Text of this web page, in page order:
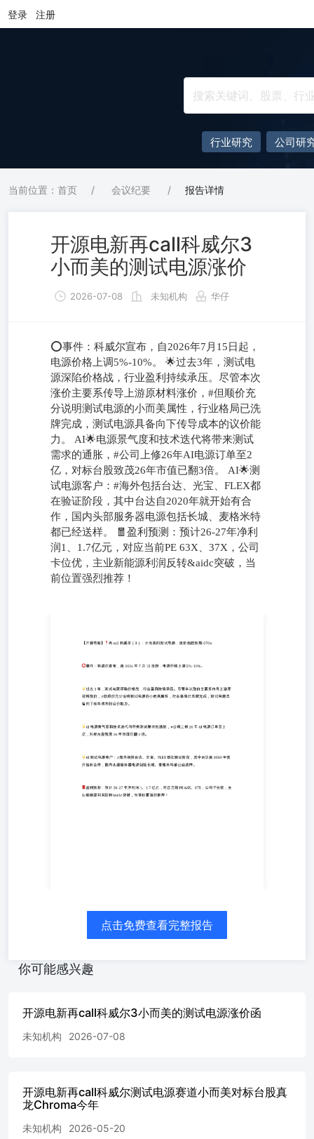
登录 注册
行业研究 公司研
当前位置：首页 / 会议纪要 / 报告详情
开源电新再call科威尔3
小而美的测试电源涨价
2026-07-08 未知机构 华仔
⭕事件：科威尔宣布，自2026年7月15日起，
电源价格上调5%-10%。 🌟过去3年，测试电
源深陷价格战，行业盈利持续承压。尽管本次
涨价主要系传导上游原材料涨价，#但顺价充
分说明测试电源的小而美属性，行业格局已洗
牌完成，测试电源具备向下传导成本的议价能
力。 AI🌟电源景气度和技术迭代将带来测试
需求的通胀，#公司上修26年AI电源订单至2
亿，对标台股致茂26年市值已翻3倍。 AI🌟测
试电源客户：#海外包括台达、光宝、FLEX都
在验证阶段，其中台达自2020年就开始有合
作，国内头部服务器电源包括长城、麦格米特
都已经送样。 🧧盈利预测：预计26-27年净利
润1、1.7亿元，对应当前PE 63X、37X，公司
卡位优，主业新能源利润反转&aidc突破，当
前位置强烈推荐！
价充分说明测试电源的小而美属性，行业格局已洗牌完成，
和技术迭代将带来测试需求的通胀，#公司上修26年AI电源
源客户：#海外包括台达、光宝、FLEX都在验证阶段，其
中台达自2020年就开始有合作，国内头部服务器电源包括长
城、麦格米特都已经送样。 🧧盈利预测：预计26-27年净利
润1、1.7亿元，对应当前PE 63X、37X，公司卡位优，主业
新能源利润反转&aidc突破，当前位置强烈推荐！
点击免费查看完整报告
你可能感兴趣
开源电新再call科威尔3小而美的测试电源涨价函
未知机构 2026-07-08
开源电新再call科威尔测试电源赛道小而美对标台股真
龙Chroma今年
未知机构 2026-05-20